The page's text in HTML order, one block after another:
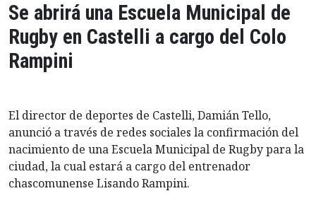
Se abrirá una Escuela Municipal de
Rugby en Castelli a cargo del Colo
Rampini
El director de deportes de Castelli, Damián Tello,
anunció a través de redes sociales la confirmación del
nacimiento de una Escuela Municipal de Rugby para la
ciudad, la cual estará a cargo del entrenador
chascomunense Lisando Rampini.